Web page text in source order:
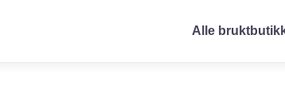
Alle